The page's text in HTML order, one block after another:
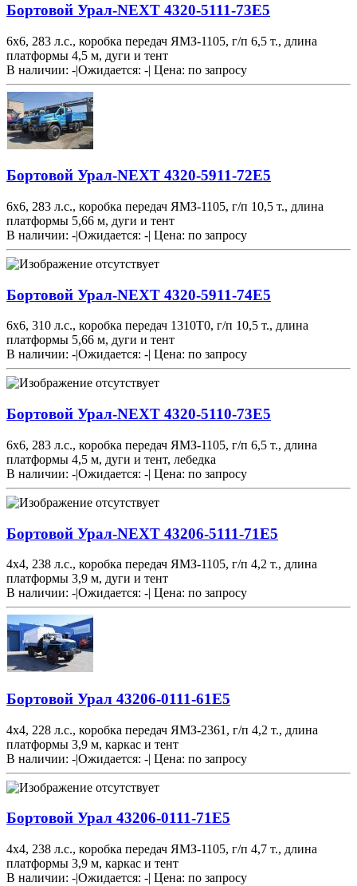
Бортовой Урал-NEXT 4320-5111-73Е5
6х6, 283 л.с., коробка передач ЯМЗ-1105, г/п 6,5 т., длина
платформы 4,5 м, дуги и тент
В наличии: -|Ожидается: -| Цена: по запросу
Бортовой Урал-NEXT 4320-5911-72Е5
6х6, 283 л.с., коробка передач ЯМЗ-1105, г/п 10,5 т., длина
платформы 5,66 м, дуги и тент
В наличии: -|Ожидается: -| Цена: по запросу
Бортовой Урал-NEXT 4320-5911-74Е5
6х6, 310 л.с., коробка передач 1310T0, г/п 10,5 т., длина
платформы 5,66 м, дуги и тент
В наличии: -|Ожидается: -| Цена: по запросу
Бортовой Урал-NEXT 4320-5110-73Е5
6х6, 283 л.с., коробка передач ЯМЗ-1105, г/п 6,5 т., длина
платформы 4,5 м, дуги и тент, лебедка
В наличии: -|Ожидается: -| Цена: по запросу
Бортовой Урал-NEXT 43206-5111-71Е5
4х4, 238 л.с., коробка передач ЯМЗ-1105, г/п 4,2 т., длина
платформы 3,9 м, дуги и тент
В наличии: -|Ожидается: -| Цена: по запросу
Бортовой Урал 43206-0111-61Е5
4х4, 228 л.с., коробка передач ЯМЗ-2361, г/п 4,2 т., длина
платформы 3,9 м, каркас и тент
В наличии: -|Ожидается: -| Цена: по запросу
Бортовой Урал 43206-0111-71Е5
4х4, 238 л.с., коробка передач ЯМЗ-1105, г/п 4,7 т., длина
платформы 3,9 м, каркас и тент
В наличии: -|Ожидается: -| Цена: по запросу